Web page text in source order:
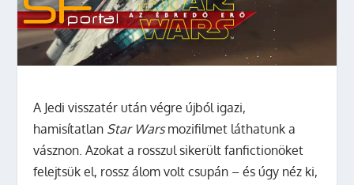
A Jedi visszatér után végre újból igazi,
hamisítatlan Star Warsmozifilmet láthatunk a
vásznon. Azokat a rosszul sikerült fanfictionöket
felejtsük el, rossz álom volt csupán – és úgy néz ki,